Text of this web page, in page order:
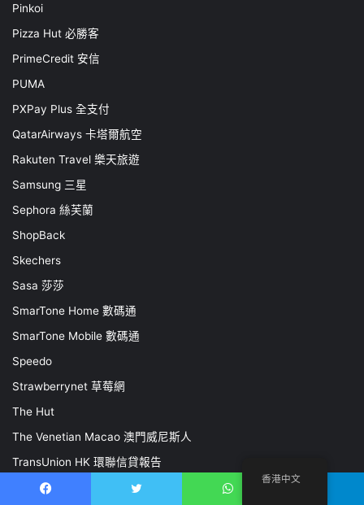
Pinkoi
Pizza Hut 必勝客
PrimeCredit 安信
PUMA
PXPay Plus 全支付
QatarAirways 卡塔爾航空
Rakuten Travel 樂天旅遊
Samsung 三星
Sephora 絲芙蘭
ShopBack
Skechers
Sasa 莎莎
SmarTone Home 數碼通
SmarTone Mobile 數碼通
Speedo
Strawberrynet 草莓網
The Hut
The Venetian Macao 澳門威尼斯人
TransUnion HK 環聯信貸報告
Travel Expert 專業旅運
香港中文